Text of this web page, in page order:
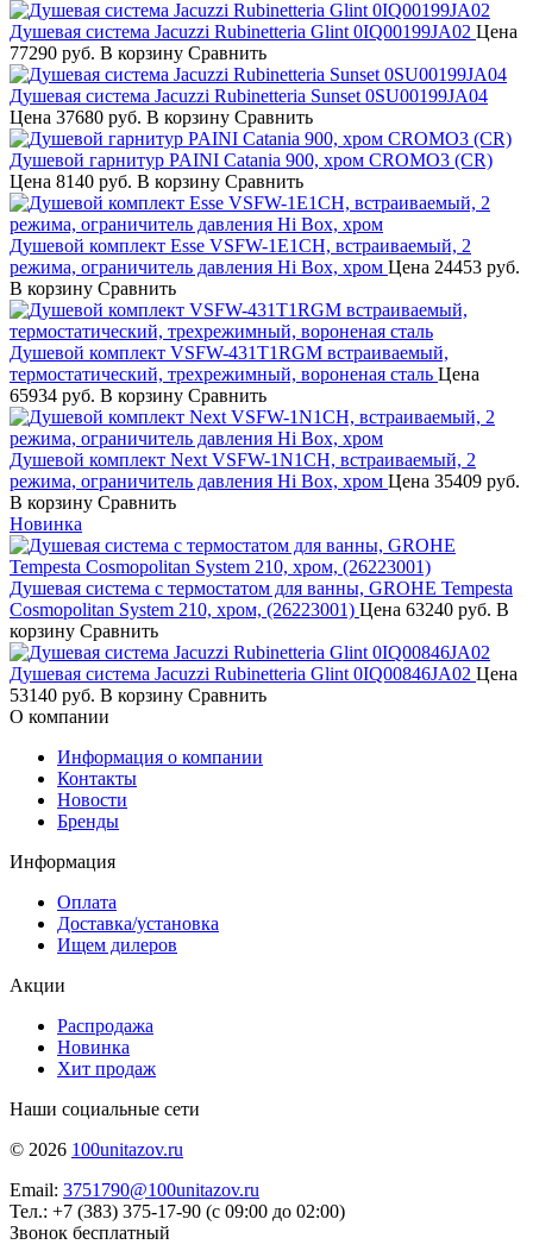
Душевая система Jacuzzi Rubinetteria Glint 0IQ00199JA02 Цена
77290 руб. В корзину Сравнить
Душевая система Jacuzzi Rubinetteria Sunset 0SU00199JA04
Цена 37680 руб. В корзину Сравнить
Душевой гарнитур PAINI Catania 900, хром CROMO3 (CR)
Цена 8140 руб. В корзину Сравнить
Душевой комплект Esse VSFW-1E1CH, встраиваемый, 2
режима, ограничитель давления Hi Box, хром Цена 24453 руб.
В корзину Сравнить
Душевой комплект VSFW-431T1RGM встраиваемый,
термостатический, трехрежимный, вороненая сталь Цена
65934 руб. В корзину Сравнить
Душевой комплект Next VSFW-1N1CH, встраиваемый, 2
режима, ограничитель давления Hi Box, хром Цена 35409 руб.
В корзину Сравнить
Новинка
Душевая система с термостатом для ванны, GROHE Tempesta
Cosmopolitan System 210, хром, (26223001) Цена 63240 руб. В
корзину Сравнить
Душевая система Jacuzzi Rubinetteria Glint 0IQ00846JA02 Цена
53140 руб. В корзину Сравнить
О компании
Информация о компании
Контакты
Новости
Бренды
Информация
Оплата
Доставка/установка
Ищем дилеров
Акции
Распродажа
Новинка
Хит продаж
Наши социальные сети
© 2026 100unitazov.ru
Email: 3751790@100unitazov.ru
Тел.: +7 (383) 375-17-90 (с 09:00 до 02:00)
Звонок бесплатный